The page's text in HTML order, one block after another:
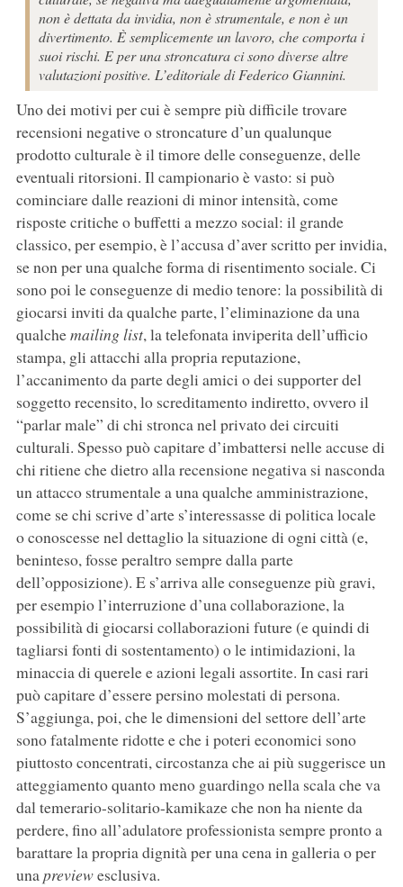
non è dettata da invidia, non è strumentale, e non è un
divertimento. È semplicemente un lavoro, che comporta i
suoi rischi. E per una stroncatura ci sono diverse altre
valutazioni positive. L’editoriale di Federico Giannini.
Uno dei motivi per cui è sempre più difficile trovare
recensioni negative o stroncature d’un qualunque
prodotto culturale è il timore delle conseguenze, delle
eventuali ritorsioni. Il campionario è vasto: si può
cominciare dalle reazioni di minor intensità, come
risposte critiche o buffetti a mezzo social: il grande
classico, per esempio, è l’accusa d’aver scritto per invidia,
se non per una qualche forma di risentimento sociale. Ci
sono poi le conseguenze di medio tenore: la possibilità di
giocarsi inviti da qualche parte, l’eliminazione da una
qualchemailing list, la telefonata inviperita dell’ufficio
stampa, gli attacchi alla propria reputazione,
l’accanimento da parte degli amici o dei supporter del
soggetto recensito, lo screditamento indiretto, ovvero il
“parlar male” di chi stronca nel privato dei circuiti
culturali. Spesso può capitare d’imbattersi nelle accuse di
chi ritiene che dietro alla recensione negativa si nasconda
un attacco strumentale a una qualche amministrazione,
come se chi scrive d’arte s’interessasse di politica locale
o conoscesse nel dettaglio la situazione di ogni città (e,
beninteso, fosse peraltro sempre dalla parte
dell’opposizione). E s’arriva alle conseguenze più gravi,
per esempio l’interruzione d’una collaborazione, la
possibilità di giocarsi collaborazioni future (e quindi di
tagliarsi fonti di sostentamento) o le intimidazioni, la
minaccia di querele e azioni legali assortite. In casi rari
può capitare d’essere persino molestati di persona.
S’aggiunga, poi, che le dimensioni del settore dell’arte
sono fatalmente ridotte e che i poteri economici sono
piuttosto concentrati, circostanza che ai più suggerisce un
atteggiamento quanto meno guardingo nella scala che va
dal temerario-solitario-kamikaze che non ha niente da
perdere, fino all’adulatore professionista sempre pronto a
barattare la propria dignità per una cena in galleria o per
unapreviewesclusiva.